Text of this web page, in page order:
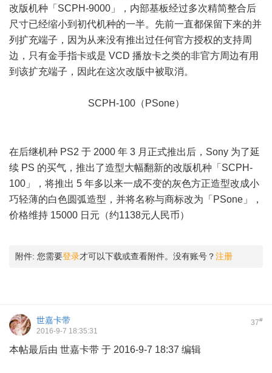
改版机种「SCPH-9000」，内部基板经过多次精简整合后
尺寸已经缩小到初代机种的一半。先前一直都保留下来的并
列扩充端子，因为从来没有推出过任何官方授权的支持周
边，只有金手指卡或是 VCD 播放卡之类的非官方周边有用
到该扩充端子，因此在这次改版中被取消。
SCPH-100（PSone）
在后继机种 PS2 于 2000 年 3 月正式推出后，Sony 为了延
续 PS 的买气，推出了造型大幅翻新的改版机种「SCPH-
100」，将推出 5 年多以来一成不变的灰色方正造型改成小
巧轻薄的白色圆弧造型，并将名称与商标改为「PSone」，
价格维持 15000 日元（约1138元人民币）
附件: 您需要登录才可以下载或查看附件。没有账号？注册
37#
世嘉卡带
2016-9-7 18:35:31
本帖最后由 世嘉卡带 于 2016-9-7 18:37 编辑